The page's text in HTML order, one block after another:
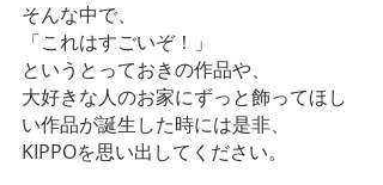
そんな中で、
「これはすごいぞ！」
というとっておきの作品や、
大好きな人のお家にずっと飾ってほし
い作品が誕生した時には是非、
KIPPOを思い出してください。